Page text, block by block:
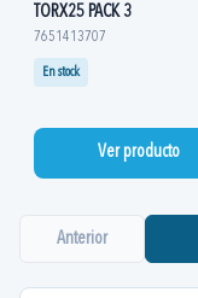
TORX25 PACK 3
7651413707
En stock
Ver producto
Anterior